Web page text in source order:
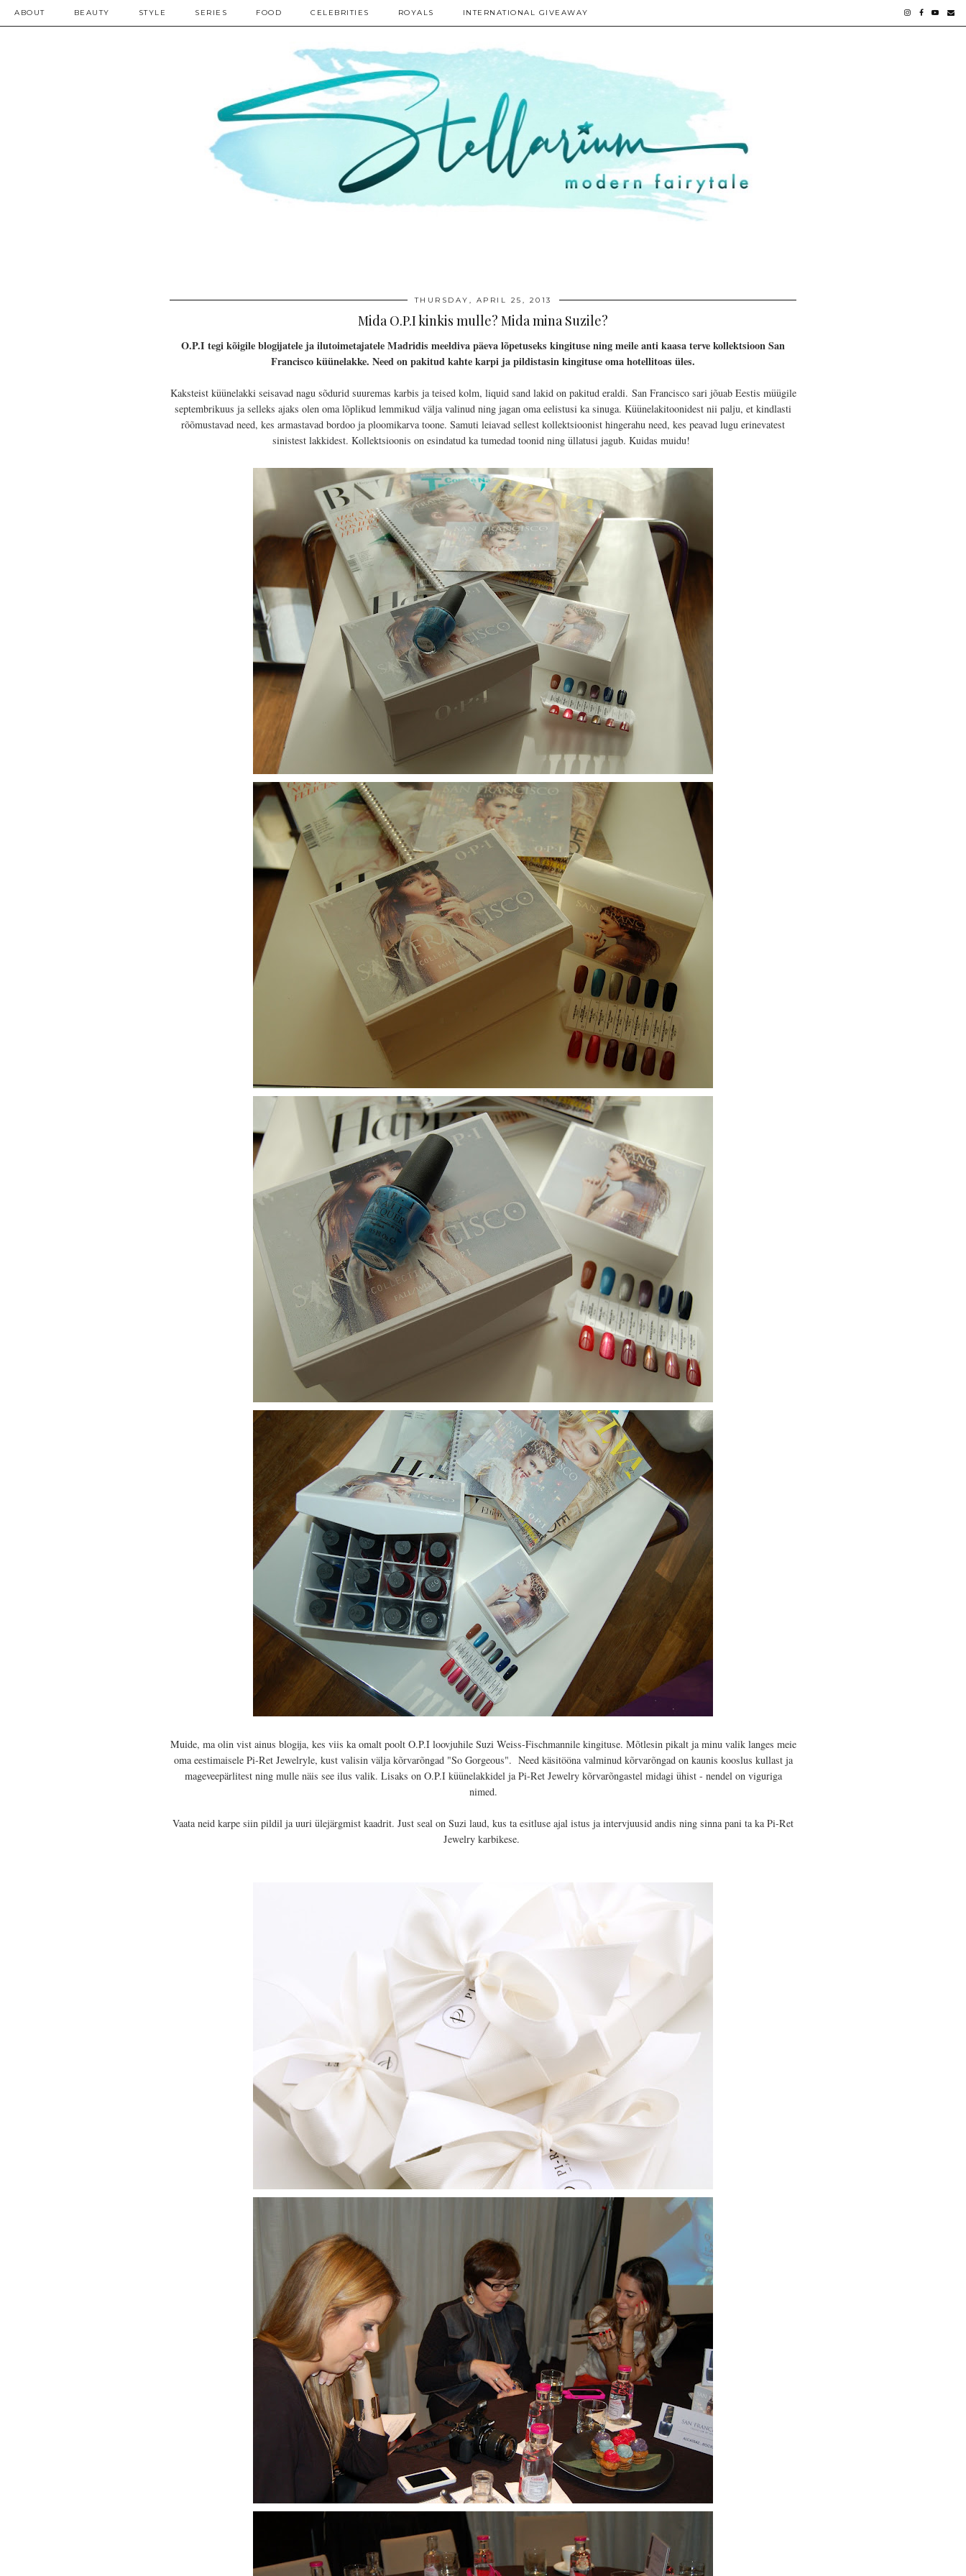
ABOUT BEAUTY STYLE SERIES FOOD CELEBRITIES ROYALS INTERNATIONAL GIVEAWAY
THURSDAY, APRIL 25, 2013
Mida O.P.I kinkis mulle? Mida mina Suzile?
O.P.I tegi kõigile blogijatele ja ilutoimetajatele Madridis meeldiva päeva lõpetuseks kingituse ning meile anti kaasa terve kollektsioon San
Francisco küünelakke. Need on pakitud kahte karpi ja pildistasin kingituse oma hotellitoas üles.
Kaksteist küünelakki seisavad nagu sõdurid suuremas karbis ja teised kolm, liquid sand lakid on pakitud eraldi. San Francisco sari jõuab Eestis müügile
septembrikuus ja selleks ajaks olen oma lõplikud lemmikud välja valinud ning jagan oma eelistusi ka sinuga. Küünelakitoonidest nii palju, et kindlasti
rõõmustavad need, kes armastavad bordoo ja ploomikarva toone. Samuti leiavad sellest kollektsioonist hingerahu need, kes peavad lugu erinevatest
sinistest lakkidest. Kollektsioonis on esindatud ka tumedad toonid ning üllatusi jagub. Kuidas muidu!
Muide, ma olin vist ainus blogija, kes viis ka omalt poolt O.P.I loovjuhile Suzi Weiss-Fischmannile kingituse. Mõtlesin pikalt ja minu valik langes meie
oma eestimaisele Pi-Ret Jewelryle, kust valisin välja kõrvarõngad "So Gorgeous". Need käsitööna valminud kõrvarõngad on kaunis kooslus kullast ja
mageveepärlitest ning mulle näis see ilus valik. Lisaks on O.P.I küünelakkidel ja Pi-Ret Jewelry kõrvarõngastel midagi ühist - nendel on viguriga
nimed.
Vaata neid karpe siin pildil ja uuri ülejärgmist kaadrit. Just seal on Suzi laud, kus ta esitluse ajal istus ja intervjuusid andis ning sinna pani ta kaPi-Ret
Jewelry karbikese.